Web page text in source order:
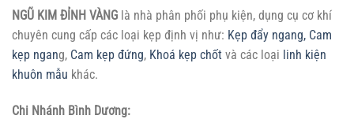
NGŨ KIM ĐỈNH VÀNG là nhà phân phối phụ kiện, dụng cụ cơ khí
chuyên cung cấp các loại kẹp định vị như: Kẹp đẩy ngang, Cam
kẹp ngang, Cam kẹp đứng, Khoá kẹp chốt và các loại linh kiện
khuôn mẫu khác.
Chi Nhánh Bình Dương: